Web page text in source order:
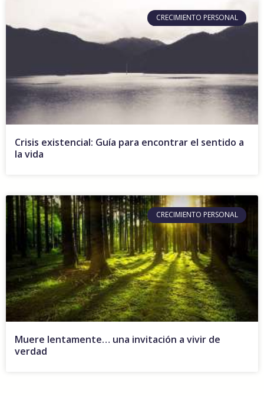
CRECIMIENTO PERSONAL
Crisis existencial: Guía para encontrar el sentido a
la vida
CRECIMIENTO PERSONAL
Muere lentamente… una invitación a vivir de
verdad